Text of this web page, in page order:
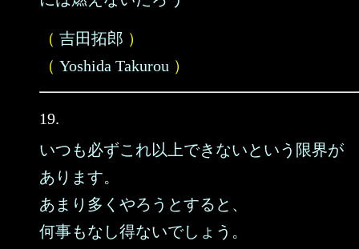
（ 吉田拓郎 ）
（ Yoshida Takurou ）
19.
いつも必ずこれ以上できないという限界が
あります。
あまり多くやろうとすると、
何事もなし得ないでしょう。